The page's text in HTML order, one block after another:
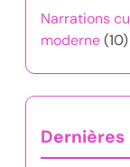
Narrations
moderne(10)